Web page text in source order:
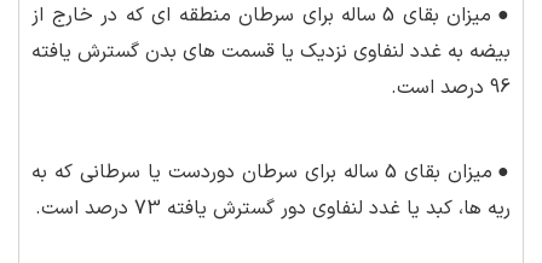
●
میزان بقای 5 ساله برای سرطان منطقه ای که در خارج از
بیضه به غدد لنفاوی نزدیک یا قسمت های بدن گسترش یافته
96 درصد است.
●
میزان بقای 5 ساله برای سرطان دوردست یا سرطانی که به
ریه ها، کبد یا غدد لنفاوی دور گسترش یافته 73 درصد است.